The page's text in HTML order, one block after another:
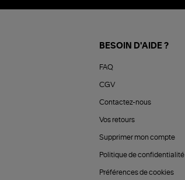
BESOIN D'AIDE ?
FAQ
CGV
Contactez-nous
Vos retours
Supprimer mon compte
Politique de confidentialité
Préférences de cookies